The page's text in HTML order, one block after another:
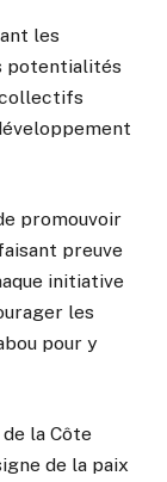
les
potentialités
promouvoir
preuve
initiative
les
pour y
la Côte
de la paix